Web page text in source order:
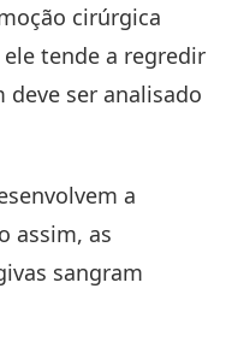
cirúrgica
tende a regredir
deve ser analisado
a
assim, as
sangram